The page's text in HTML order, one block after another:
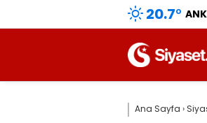
20.7°
Ana Sayfa ›